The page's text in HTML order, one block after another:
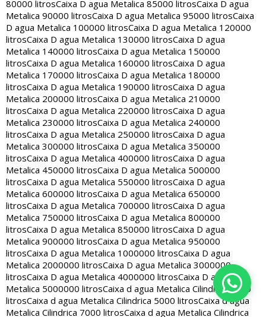
80000 litrosCaixa D agua Metalica 85000 litrosCaixa D agua
Metalica 90000 litrosCaixa D agua Metalica 95000 litrosCaixa
D agua Metalica 100000 litrosCaixa D agua Metalica 120000
litrosCaixa D agua Metalica 130000 litrosCaixa D agua
Metalica 140000 litrosCaixa D agua Metalica 150000
litrosCaixa D agua Metalica 160000 litrosCaixa D agua
Metalica 170000 litrosCaixa D agua Metalica 180000
litrosCaixa D agua Metalica 190000 litrosCaixa D agua
Metalica 200000 litrosCaixa D agua Metalica 210000
litrosCaixa D agua Metalica 220000 litrosCaixa D agua
Metalica 230000 litrosCaixa D agua Metalica 240000
litrosCaixa D agua Metalica 250000 litrosCaixa D agua
Metalica 300000 litrosCaixa D agua Metalica 350000
litrosCaixa D agua Metalica 400000 litrosCaixa D agua
Metalica 450000 litrosCaixa D agua Metalica 500000
litrosCaixa D agua Metalica 550000 litrosCaixa D agua
Metalica 600000 litrosCaixa D agua Metalica 650000
litrosCaixa D agua Metalica 700000 litrosCaixa D agua
Metalica 750000 litrosCaixa D agua Metalica 800000
litrosCaixa D agua Metalica 850000 litrosCaixa D agua
Metalica 900000 litrosCaixa D agua Metalica 950000
litrosCaixa D agua Metalica 1000000 litrosCaixa D agua
Metalica 2000000 litrosCaixa D agua Metalica 3000000
litrosCaixa D agua Metalica 4000000 litrosCaixa D agua
Metalica 5000000 litrosCaixa d agua Metalica Cilindrica 2000
litrosCaixa d agua Metalica Cilindrica 5000 litrosCaixa d agua
Metalica Cilindrica 7000 litrosCaixa d agua Metalica Cilindrica